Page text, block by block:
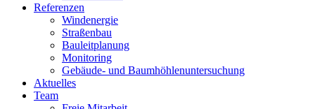
Referenzen
Windenergie
Straßenbau
Bauleitplanung
Monitoring
Gebäude- und Baumhöhlenuntersuchung
Aktuelles
Team